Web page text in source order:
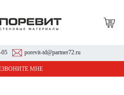
05 porevit-td@partner72.ru
МНЕ